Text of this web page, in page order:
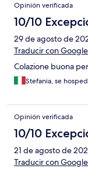
Opinión verificada
10/10
29 de agosto de
Traducir con Google
Colazione buona
Stefania, se
Opinión verificada
10/10
21 de agosto de
Traducir con Google